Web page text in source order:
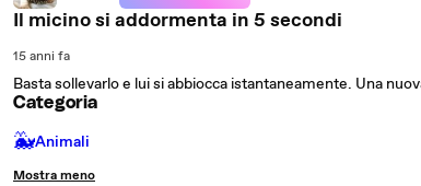
Il micino si addormenta in 5 secondi
15 anni fa
Basta sollevarlo e lui si abbiocca istantaneamente. Una
Categoria
🐳Animali
Mostra meno